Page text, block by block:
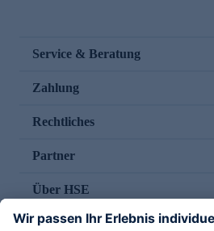
Service & Beratung
Zahlung
Rechtliches
Partner
Über HSE
Im TV